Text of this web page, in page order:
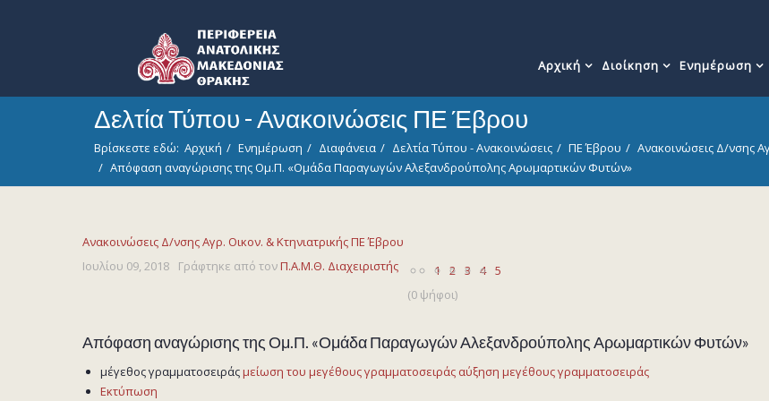
Αρχική Διοίκηση Ενημέρωση
Δελτία Τύπου - Ανακοινώσεις ΠΕ Έβρου
Βρίσκεστε εδώ: Αρχική Ενημέρωση Διαφάνεια Δελτία Τύπου - Ανακοινώσεις ΠΕ Έβρου
Ανακοινώσεις Δ/νσης
Απόφαση αναγώρισης της Ομ.Π. «Ομάδα Παραγωγών Αλεξανδρούπολης Αρωμαρτικών Φυτών»
Ανακοινώσεις Δ/νσης Αγρ. Οικον. & Κτηνιατρικής ΠΕ Έβρου
Ιουλίου 09, 2018
Γράφτηκε από τονΠ.Α.Μ.Θ. Διαχειριστής 1 2 3 4 5
(0 ψήφοι)
Απόφαση αναγώρισης της Ομ.Π. «Ομάδα Παραγωγών Αλεξανδρούπολης Αρωμαρτικών Φυτών»
μέγεθος γραμματοσειράςμείωση του μεγέθους γραμματοσειράς αύξηση μεγέθους γραμματοσειράς
Εκτύπωση